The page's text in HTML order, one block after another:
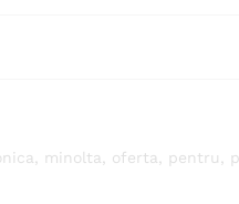
minolta oferta pentru